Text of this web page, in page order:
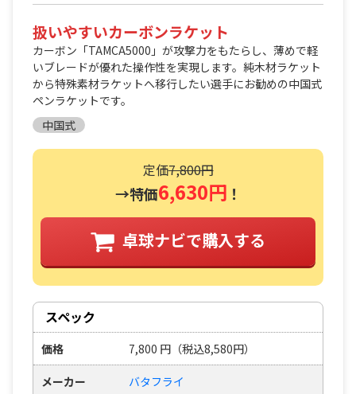
扱いやすいカーボンラケット
カーボン「TAMCA5000」が攻撃力をもたらし、薄めで軽
いブレードが優れた操作性を実現します。純木材ラケット
から特殊素材ラケットへ移行したい選手にお勧めの中国式
ペンラケットです。
中国式
定価7,800円
→特価6,630円 ！
卓球ナビで購入する
スペック
価格 7,800 円 （税込8,580円）
メーカー バタフライ